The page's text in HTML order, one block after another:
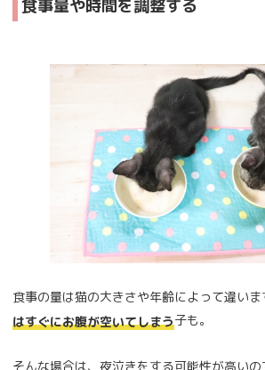
食事量や時間を調整する
食事の量は猫の大きさや年齢によって違いま
はすぐにお腹が空いてしまう子も。
そんな場合は、夜泣きをする可能性が高いの